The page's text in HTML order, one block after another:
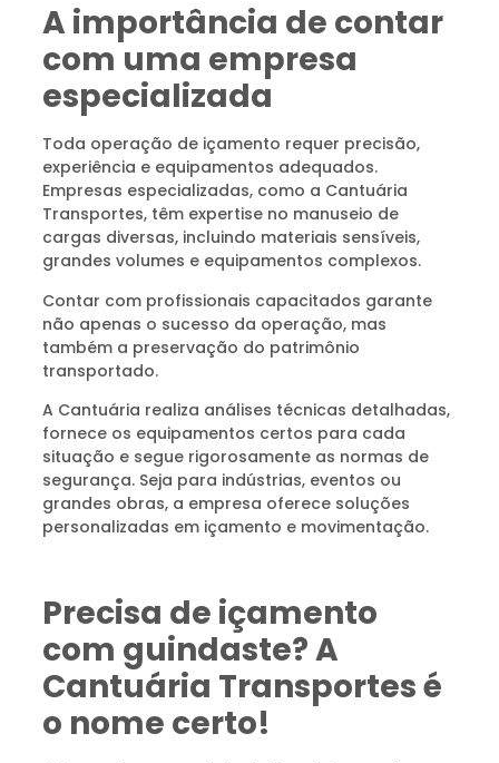
A importância de contar
com uma empresa
especializada
Toda operação de içamento requer precisão,
experiência e equipamentos adequados.
Empresas especializadas, como a Cantuária
Transportes, têm expertise no manuseio de
cargas diversas, incluindo materiais sensíveis,
grandes volumes e equipamentos complexos.
Contar com profissionais capacitados garante
não apenas o sucesso da operação, mas
também a preservação do patrimônio
transportado.
A Cantuária realiza análises técnicas detalhadas,
fornece os equipamentos certos para cada
situação e segue rigorosamente as normas de
segurança. Seja para indústrias, eventos ou
grandes obras, a empresa oferece soluções
personalizadas em içamento e movimentação.
Precisa de içamento
com guindaste? A
Cantuária Transportes é
o nome certo!